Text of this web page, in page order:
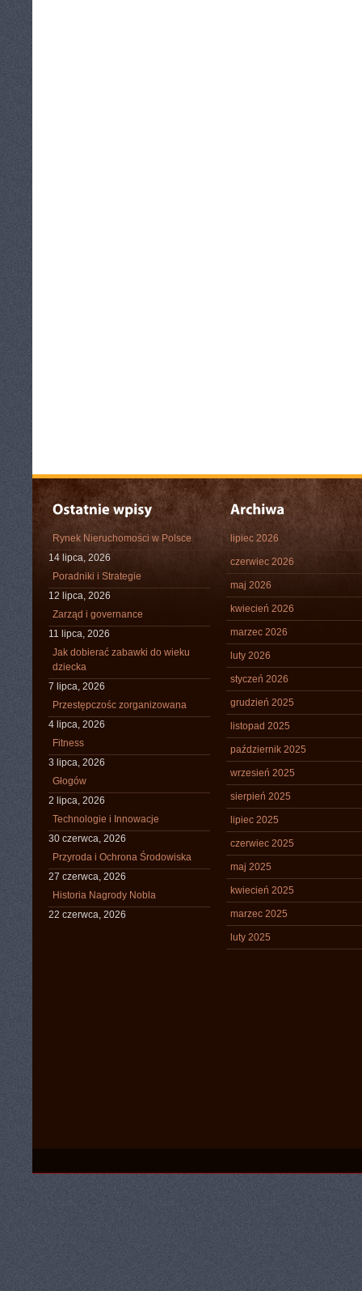
Rynek Nieruchomości w Polsce
14 lipca, 2026
Poradniki i Strategie
12 lipca, 2026
Zarząd i governance
11 lipca, 2026
Jak dobierać zabawki do wieku
dziecka
7 lipca, 2026
Przestępczośc zorganizowana
4 lipca, 2026
Fitness
3 lipca, 2026
Głogów
2 lipca, 2026
Technologie i Innowacje
30 czerwca, 2026
Przyroda i Ochrona Środowiska
27 czerwca, 2026
Historia Nagrody Nobla
22 czerwca, 2026
lipiec 2026
czerwiec 2026
maj 2026
kwiecień 2026
marzec 2026
luty 2026
styczeń 2026
grudzień 2025
listopad 2025
październik 2025
wrzesień 2025
sierpień 2025
lipiec 2025
czerwiec 2025
maj 2025
kwiecień 2025
marzec 2025
luty 2025